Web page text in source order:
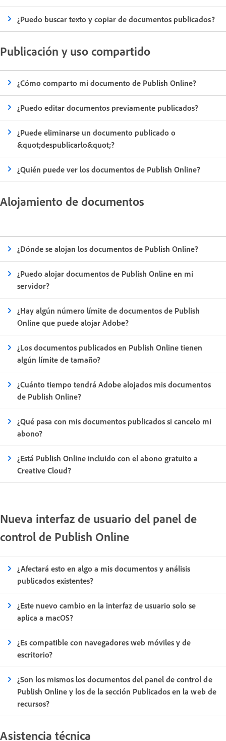
¿Puedo buscar texto y copiar de documentos publicados?
Publicación y uso compartido
¿Cómo comparto mi documento de Publish Online?
¿Puedo editar documentos previamente publicados?
¿Puede eliminarse un documento publicado o
&quot;despublicarlo&quot;?
¿Quién puede ver los documentos de Publish Online?
Alojamiento de documentos
¿Dónde se alojan los documentos de Publish Online?
¿Puedo alojar documentos de Publish Online en mi
servidor?
¿Hay algún número límite de documentos de Publish
Online que puede alojar Adobe?
¿Los documentos publicados en Publish Online tienen
algún límite de tamaño?
¿Cuánto tiempo tendrá Adobe alojados mis documentos
de Publish Online?
¿Qué pasa con mis documentos publicados si cancelo mi
abono?
¿Está Publish Online incluido con el abono gratuito a
Creative Cloud?
Nueva interfaz de usuario del panel de
control de Publish Online
¿Afectará esto en algo a mis documentos y análisis
publicados existentes?
¿Este nuevo cambio en la interfaz de usuario solo se
aplica a macOS?
¿Es compatible con navegadores web móviles y de
escritorio?
¿Son los mismos los documentos del panel de control de
Publish Online y los de la sección Publicados en la web de
recursos?
Asistencia técnica